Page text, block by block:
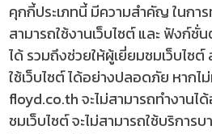
คุกกี้ประเภทนี้ มีความสำคัญ ในการ
สามารถใช้งานเว็บไซต์ และ ฟังก์ชั่
ได้ รวมถึงช่วยให้ผู้เยี่ยมชมเว็บไซต์
ใช้เว็บไซต์ ได้อย่างปลอดภัย หากไ
floyd.co.th จะไม่สามารถทำงาน
ชมเว็บไซต์ จะไม่สามารถใช้บริการ